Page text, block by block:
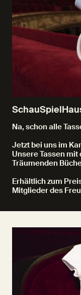
Na, schon alle
Jetzt bei uns im
Unsere Tassen mit
Träumenden
Erhältlich zum
Mitglieder des